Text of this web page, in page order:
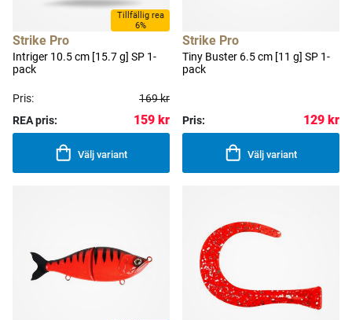
Tillfällig rea
6%
Strike Pro
Intriger 10.5 cm [15.7 g] SP 1-
pack
Pris:
169 kr
REA pris:
159 kr
Välj variant
Strike Pro
Tiny Buster 6.5 cm [11 g] SP 1-
pack
Pris: 129 kr
Välj variant